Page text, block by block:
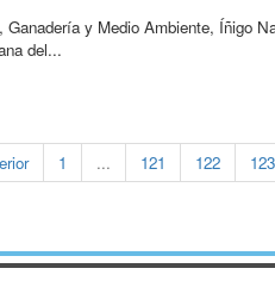
Ganadería y Medio Ambiente, Íñigo
del...
1 ... 121 122 123